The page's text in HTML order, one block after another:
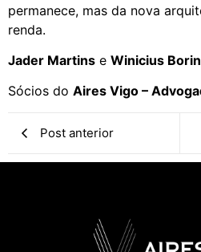
permanece, mas da nova
renda.
Jader Martins e Winicius
Sócios do Aires Vigo –
Post anterior